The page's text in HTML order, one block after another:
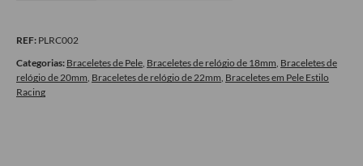
em
pele
Estilo
REF: PLRC002
Categorias: Braceletes de Pele, Braceletes de relógio de 18mm, Braceletes de
relógio de 20mm, Braceletes de relógio de 22mm, Braceletes em Pele Estilo
Racing